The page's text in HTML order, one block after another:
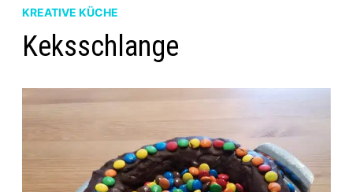
KREATIVE KÜCHE
Keksschlange